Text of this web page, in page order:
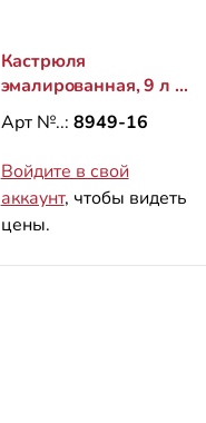
Кастрюля
эмалированная, 9 л -
"Магнолия"
Арт №..: 8949-16
Войдите в свой
аккаунт, чтобы видеть
цены.